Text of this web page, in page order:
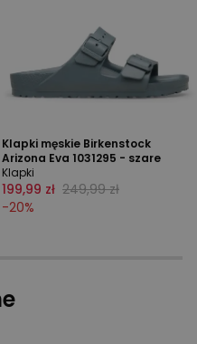
Klapki męskie Birkenstock
Arizona Eva 1031295 - szare
Klapki
199,99 zł 249,99 zł
-20%